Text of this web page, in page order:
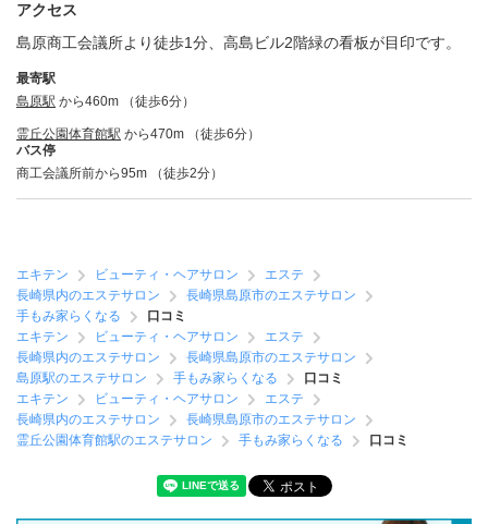
アクセス
島原商工会議所より徒歩1分、高島ビル2階緑の看板が目印です。
最寄駅
島原駅 から460m （徒歩6分）
霊丘公園体育館駅 から470m （徒歩6分）
バス停
商工会議所前から95m （徒歩2分）
エキテン ビューティ・ヘアサロン
エステ
長崎県内のエステサロン
長崎県島原市のエステサロン
手もみ家らくなる
口コミ
エキテン
ビューティ・ヘアサロン
エステ
長崎県内のエステサロン
長崎県島原市のエステサロン
島原駅のエステサロン
手もみ家らくなる
口コミ
エキテン
ビューティ・ヘアサロン
エステ
長崎県内のエステサロン
長崎県島原市のエステサロン
霊丘公園体育館駅のエステサロン
手もみ家らくなる 口コミ